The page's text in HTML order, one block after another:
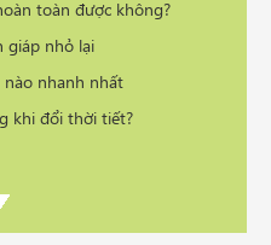
toàn được không?
giáp nhỏ lại
nào nhanh nhất
khi đổi thời tiết?